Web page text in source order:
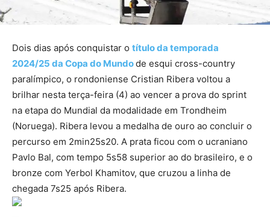
Dois dias após conquistar o título da temporada
2024/25 da Copa do Mundode esqui cross-country
paralímpico, o rondoniense Cristian Ribera voltou a
brilhar nesta terça-feira (4) ao vencer a prova do sprint
na etapa do Mundial da modalidade em Trondheim
(Noruega). Ribera levou a medalha de ouro ao concluir o
percurso em 2min25s20. A prata ficou com o ucraniano
Pavlo Bal, com tempo 5s58 superior ao do brasileiro, e o
bronze com Yerbol Khamitov, que cruzou a linha de
chegada 7s25 após Ribera.